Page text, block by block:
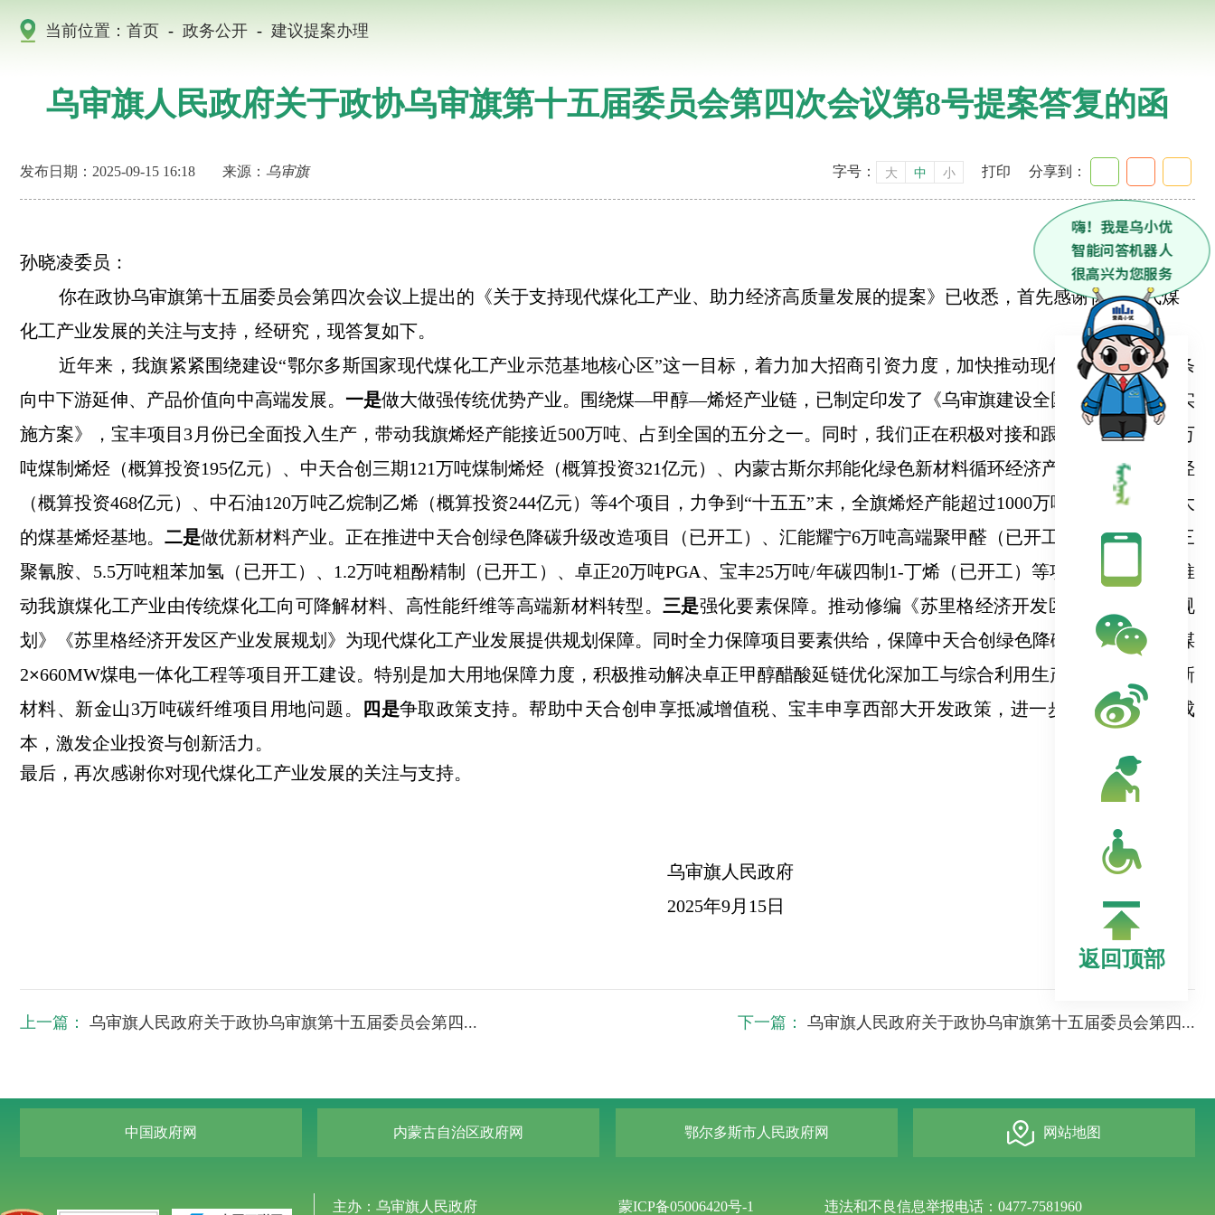
当前位置： 首页 - 政务公开 - 建议提案办理
乌审旗人民政府关于政协乌审旗第十五届委员会第四次会议第8号提案答复的函
发布日期：2025-09-15 16:18 来源： 乌审旗 字号： 大 中 小 打印 分享到：
孙晓凌委员 ：
你在政协乌审旗第十五届委员会第四次会议上提出的《关于支持现代煤化工产业、助力经济高质量发展的提案》已收悉，首先感谢你对现代煤
化工产业发展的关注与支持，经研究，现答复如下。
近年来，我旗紧紧围绕建设“鄂尔多斯国家现代煤化工产业示范基地核心区”这一目标，着力加大招商引资力度，加快推动现代煤化工产业链条
向中下游延伸、产品价值向中高端发展。 一是做大做强传统优势产业。围绕煤—甲醇—烯烃产业链，已制定印发了《乌审旗建设全国煤基烯烃基地
实
施方案》，宝丰项目 3月份已全面投入生产，带动我旗烯烃产能接近500万吨、占到全国的五分之一。同时，我们正在积极对接和跟进宝丰二期200万
吨煤制烯烃 （概算投资195亿元） 、中天合创三期121万吨煤制烯烃 （概算投资321亿元） 、内蒙古斯尔邦能化绿色新材料循环经济产业园
180万吨烯烃
（概算投资468亿元） 、中石油120万吨乙烷制乙烯（概算投资244亿元）等4个项目，力争到“十五五”末，全旗烯烃产能超过1000万吨，建成全国最大
的煤基烯烃基地。 二是做优新材料产业。正在推进中天合创绿色降碳升级改造项目 （已开工） 、汇能耀宁6万吨高端聚甲醛 （已开工）、 中煤6万吨三
聚氰胺、5.5万吨粗苯加氢 （已开工） 、 1.2万吨粗酚精制 （已开工） 、卓正20万吨PGA、宝丰25万吨/年碳四制1-丁烯 （已开工）等项目建设，逐步推
动我旗煤化工产业由传统煤化工向可降解材料、高性能纤维等高端新材料转型。三是强化要素保障。 推动修编《苏里格经济开发区化工园区总体规
划》《苏里格经济开发区产业发展规划》 为现代煤化工产业发展提供规划保障。
同时全力保障项目要素供给，保障中天合创绿色降碳升级改造、中煤
2×660MW煤电一体化工程等项目开工建设。特别是加大用地保障力度，积极推动解决卓正甲醇醋酸延链优化深加工与综合利用生产高端化学品及新
材料、新金山3万吨碳纤维项目用地问题。
四是争取政策支持。帮助中天合创申享抵减增值税、宝丰申享西部大开发政策，进一步降低企业经营成
本，激发企业投资与创新活力。
最后，再次感谢你对现代煤化工产业发展的关注与支持。
乌审旗人民政府
2025年9月15日
上一篇： 乌审旗人民政府关于政协乌审旗第十五届委员会第四... 下一篇： 乌审旗人民政府关于政协乌审旗第十五届委员会第四...
中国政府网 内蒙古自治区政府网 鄂尔多斯市人民政府网 网站地图
主办：乌审旗人民政府 蒙ICP备05006420号-1 违法和不良信息举报电话：0477-7581960
返回顶部